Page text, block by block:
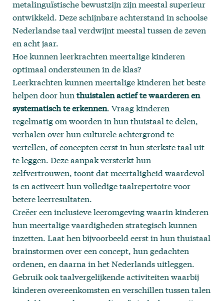
metalinguïstische bewustzijn zijn meestal superieur
ontwikkeld. Deze schijnbare achterstand in schoolse
Nederlandse taal verdwijnt meestal tussen de zeven
en acht jaar.
Hoe kunnen leerkrachten meertalige kinderen
optimaal ondersteunen in de klas?
Leerkrachten kunnen meertalige kinderen het beste
helpen door hun thuistalen actief te waarderen en
systematisch te erkennen. Vraag kinderen
regelmatig om woorden in hun thuistaal te delen,
verhalen over hun culturele achtergrond te
vertellen, of concepten eerst in hun sterkste taal uit
te leggen. Deze aanpak versterkt hun
zelfvertrouwen, toont dat meertaligheid waardevol
is en activeert hun volledige taalrepertoire voor
betere leerresultaten.
Creëer een inclusieve leeromgeving waarin kinderen
hun meertalige vaardigheden strategisch kunnen
inzetten. Laat hen bijvoorbeeld eerst in hun thuistaal
brainstormen over een concept, hun gedachten
ordenen, en daarna in het Nederlands uitleggen.
Gebruik ook taalvergelijkende activiteiten waarbij
kinderen overeenkomsten en verschillen tussen talen